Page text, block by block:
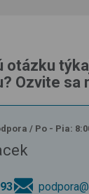
otázku
Ozvite sa
/ Po - Pia: